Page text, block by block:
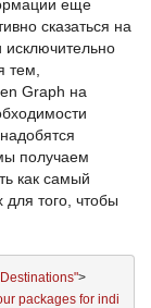
еще
сказаться на
исключительно
тем,
Graph на
получаем
как самый
того, чтобы
>
packages for indi